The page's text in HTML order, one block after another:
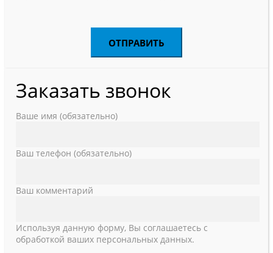
Заказать звонок
Ваше имя (обязательно)
Ваш телефон (обязательно)
Ваш комментарий
Используя данную форму, Вы соглашаетесь с
обработкой ваших персональных данных.